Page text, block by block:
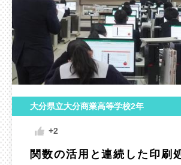
大分県立大分商業高等学校2年
+2
関数の活用と連続した印刷